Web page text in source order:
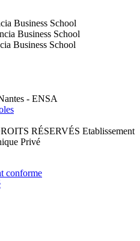
RÉSERVÉS Etablissement
Privé
conforme